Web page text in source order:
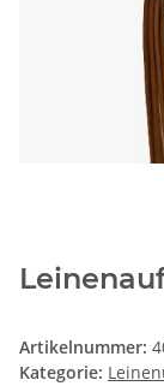
Artikelnummer:
Kategorie: